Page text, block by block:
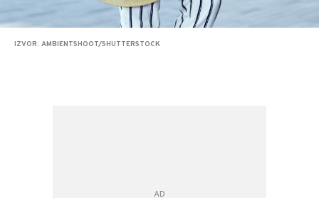
IZVOR: AMBIENTSHOOT/SHUTTERSTOCK